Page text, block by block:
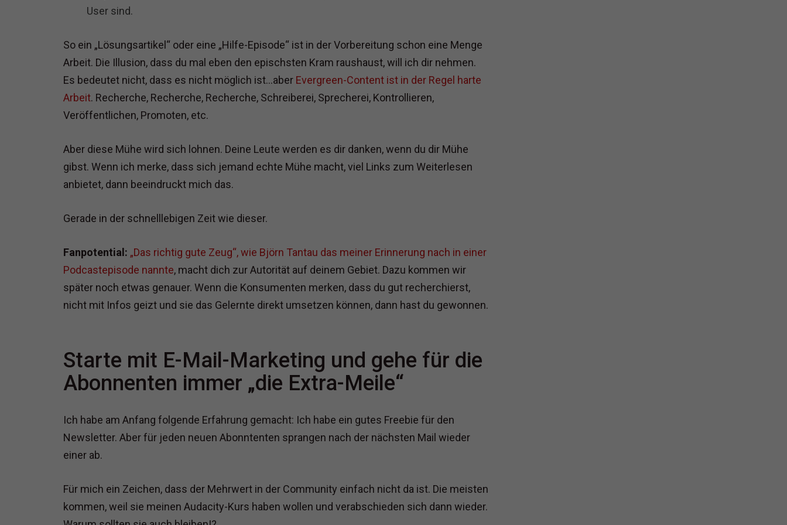
User sind.
So ein „Lösungsartikel“ oder eine „Hilfe-Episode“ ist in der Vorbereitung schon eine Menge
Arbeit. Die Illusion, dass du mal eben den epischsten Kram raushaust, will ich dir nehmen.
Es bedeutet nicht, dass es nicht möglich ist…aber Evergreen-Content ist in der Regel harte
Arbeit. Recherche, Recherche, Recherche, Schreiberei, Sprecherei, Kontrollieren,
Veröffentlichen, Promoten, etc.
Aber diese Mühe wird sich lohnen. Deine Leute werden es dir danken, wenn du dir Mühe
gibst. Wenn ich merke, dass sich jemand echte Mühe macht, viel Links zum Weiterlesen
anbietet, dann beeindruckt mich das.
Gerade in der schnelllebigen Zeit wie dieser.
Fanpotential: „Das richtig gute Zeug“, wie Björn Tantau das meiner Erinnerung nach in einer
Podcastepisode nannte, macht dich zur Autorität auf deinem Gebiet. Dazu kommen wir
später noch etwas genauer. Wenn die Konsumenten merken, dass du gut recherchierst,
nicht mit Infos geizt und sie das Gelernte direkt umsetzen können, dann hast du gewonnen.
Starte mit E-Mail-Marketing und gehe für die
Abonnenten immer „die Extra-Meile“
Ich habe am Anfang folgende Erfahrung gemacht: Ich habe ein gutes Freebie für den
Newsletter. Aber für jeden neuen Abonntenten sprangen nach der nächsten Mail wieder
einer ab.
Für mich ein Zeichen, dass der Mehrwert in der Community einfach nicht da ist. Die meisten
kommen, weil sie meinen Audacity-Kurs haben wollen und verabschieden sich dann wieder.